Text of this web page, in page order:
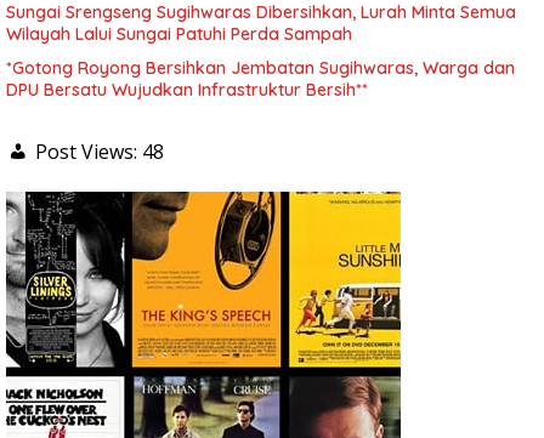
Sungai Srengseng Sugihwaras Dibersihkan, Lurah Minta Semua
Wilayah Lalui Sungai Patuhi Perda Sampah
*Gotong Royong Bersihkan Jembatan Sugihwaras, Warga dan
DPU Bersatu Wujudkan Infrastruktur Bersih**
Post Views: 48